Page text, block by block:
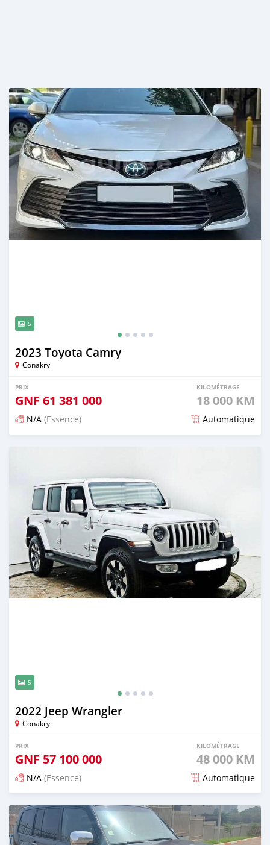
5
2023 Toyota Camry
Conakry
PRIX
GNF 61 381 000
KILOMÉTRAGE
18 000 KM
N/A (Essence) Automatique
5
2022 Jeep Wrangler
Conakry
PRIX
GNF 57 100 000
KILOMÉTRAGE
48 000 KM
N/A (Essence) Automatique
Publié il y a environ un mois